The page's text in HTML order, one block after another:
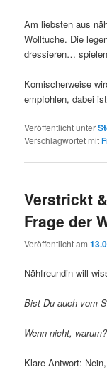
Am liebsten aus
Wolltuche. Die
dressieren…
Komischerweise
empfohlen, dabei
Veröffentlicht unter
Verschlagwortet mit
Verstrickt
Frage der
Veröffentlicht am
Nähfreundin will
Bist Du auch vom
Wenn nicht, warum?
Klare Antwort: